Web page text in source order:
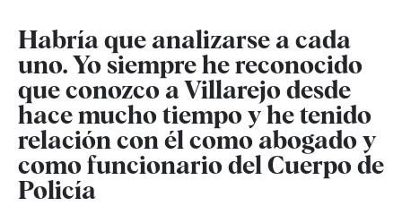
Habría que analizarse a cada
uno. Yo siempre he reconocido
que conozco a Villarejo desde
hace mucho tiempo y he tenido
relación con él como abogado y
como funcionario del Cuerpo de
Policía